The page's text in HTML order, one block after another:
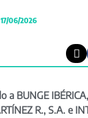
17/06/2026
a BUNGE
R., S.A. e